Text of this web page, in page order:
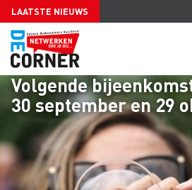
LAATSTE NIEUWS
Volgende
30 september en 29